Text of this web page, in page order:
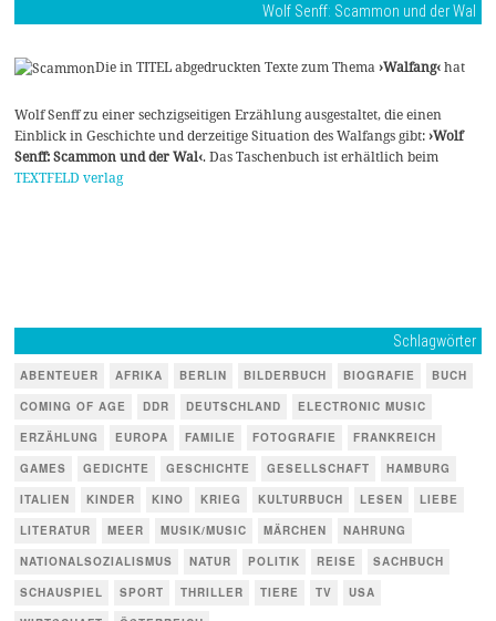
Wolf Senff: Scammon und der Wal
Die in TITEL abgedruckten Texte zum Thema›Walfang‹hat
Wolf Senff zu einer sechzigseitigen Erzählung ausgestaltet, die einen
Einblick in Geschichte und derzeitige Situation des Walfangs gibt:›Wolf
Senff: Scammon und der Wal‹. Das Taschenbuch ist erhältlich beim
TEXTFELD verlag
Schlagwörter
ABENTEUER AFRIKA BERLIN BILDERBUCH BIOGRAFIE
BUCH
COMING OF AGE
DDR DEUTSCHLAND
ELECTRONIC MUSIC
ERZÄHLUNG
EUROPA FAMILIE FOTOGRAFIE
FRANKREICH
GAMES
GEDICHTE GESCHICHTE GESELLSCHAFT
HAMBURG
ITALIEN
KINDER KINO KRIEG KULTURBUCH LESEN
LIEBE
LITERATUR
MEER MUSIK/MUSIC MÄRCHEN
NAHRUNG
NATIONALSOZIALISMUS
NATUR POLITIK REISE
SACHBUCH
SCHAUSPIEL
SPORT THRILLER TIERE TV
USA